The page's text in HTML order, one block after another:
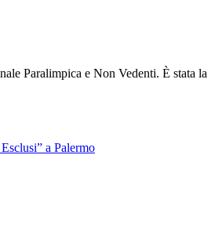
Paralimpica e Non Vedenti. È stata la
a Palermo